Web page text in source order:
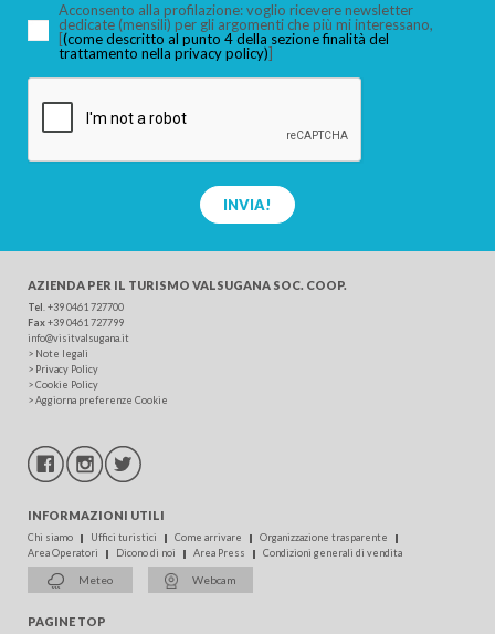
CERCA
Acconsento alla profilazione: voglio ricevere newsletter
dedicate (mensili) per gli argomenti che più mi interessano,
[(come descritto al punto 4 della sezione finalità del
trattamento nella privacy policy)]
INVIA!
AZIENDA PER IL TURISMO VALSUGANA SOC. COOP.
Tel +39 0461 727700
Fax+39 0461 727799
info@visitvalsugana.it
> Note legali
> Privacy Policy
>Cookie Policy
>Aggiorna preferenze Cookie
INFORMAZIONI UTILI
Chi siamo Uffici turistici Come arrivare
Organizzazione trasparente
Area Operatori
Dicono di noi Area Press Condizioni generali di vendita
Meteo Webcam
PAGINE TOP